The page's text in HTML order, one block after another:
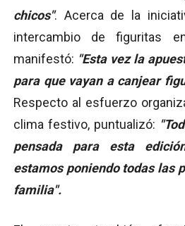
chicos". Acerca de la
intercambio de figuritas
manifestó: "Esta vez la
para que vayan a canjear
Respecto al esfuerzo
clima festivo, puntualizó:
pensada para esta
estamos poniendo todas las
familia".